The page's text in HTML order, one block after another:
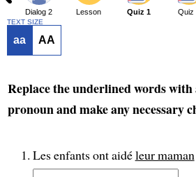
Dialog 2 Lesson Quiz 1 Quiz
TEXT SIZE
aa AA
Replace the underlined words
pronoun and make any necessary
Les enfants ont aidéleur maman